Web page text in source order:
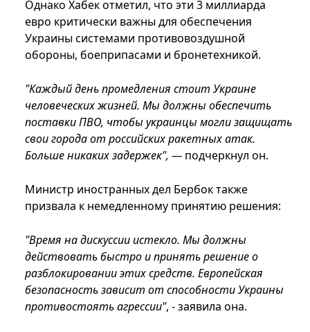
Однако Хабек отметил, что эти 3 миллиарда
евро критически важны для обеспечения
Украины системами противовоздушной
обороны, боеприпасами и бронетехникой.
"Каждый день промедления стоит Украине
человеческих жизней. Мы должны обеспечить
поставки ПВО, чтобы украинцы могли защищать
свои города от российских ракетных атак.
Больше никаких задержек", — подчеркнул он.
Министр иностранных дел Бербок также
призвала к немедленному принятию решения:
"Время на дискуссии истекло. Мы должны
действовать быстро и принять решение о
разблокировании этих средств. Европейская
безопасность зависит от способности Украины
противостоять агрессии", - заявила она.